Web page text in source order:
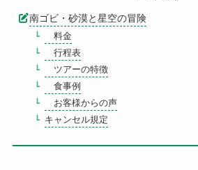
南ゴビ・砂漠と星空の冒険
料金
行程表
ツアーの特徴
食事例
お客様からの声
キャンセル規定